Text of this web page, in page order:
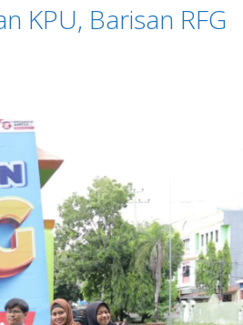
KPU, Barisan RFG